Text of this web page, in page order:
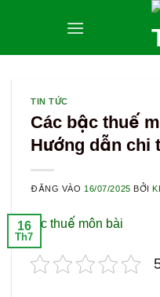
TIN TỨC
Các bậc thuế
Hướng dẫn chi
ĐĂNG VÀO 16/07/2025 BỞI
16
Th7